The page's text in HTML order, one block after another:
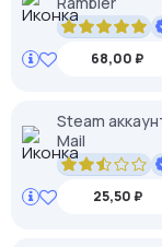
68,00 ₽
Steam
Mail
25,50 ₽